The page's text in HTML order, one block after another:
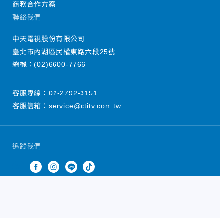
追蹤我們
商務合作方案
聯絡我們
中天電視股份有限公司
臺北市內湖區民權東路六段25號
總機：(02)6600-7766
客服專線： 02-2792-3151
客服信箱： service@ctitv.com.tw